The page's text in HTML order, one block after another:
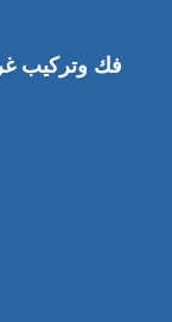
فك وتركيب غرف